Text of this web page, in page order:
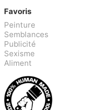
Favoris
Peinture
Semblances
Publicité
Sexisme
Aliment